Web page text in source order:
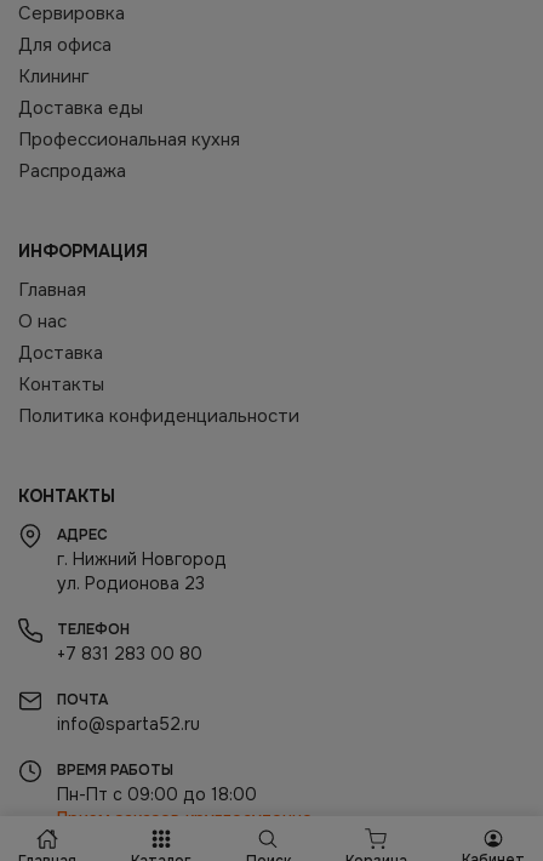
Сервировка
Для офиса
Клининг
Доставка еды
Профессиональная кухня
Распродажа
ИНФОРМАЦИЯ
Главная
О нас
Доставка
Контакты
Политика конфиденциальности
КОНТАКТЫ
АДРЕС
г. Нижний Новгород
ул. Родионова 23
ТЕЛЕФОН
+7 831 283 00 80
ПОЧТА
info@sparta52.ru
ВРЕМЯ РАБОТЫ
Пн-Пт с 09:00 до 18:00
Прием заказов круглосуточно